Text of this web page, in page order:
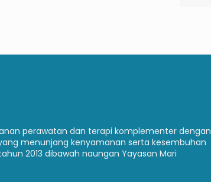
perawatan dan terapi komplementer dengan
menunjang kenyamanan serta kesembuhan
2013 dibawah naungan Yayasan Mari